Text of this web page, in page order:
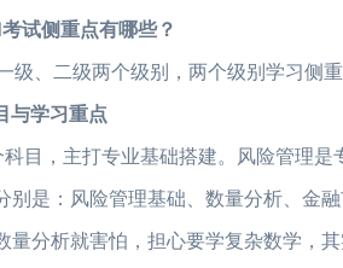
侧重点有哪些？
、二级两个级别，两个级别学习侧
学习重点
，主打专业基础搭建。风险管理是
是：风险管理基础、数量分析、金融
分析就害怕，担心要学复杂数学，其